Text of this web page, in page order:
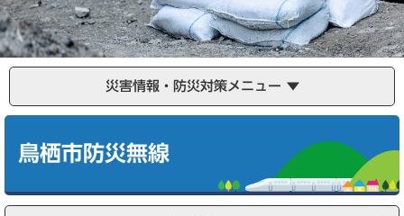
災害情報・防災対策メニュー
鳥栖市防災無線